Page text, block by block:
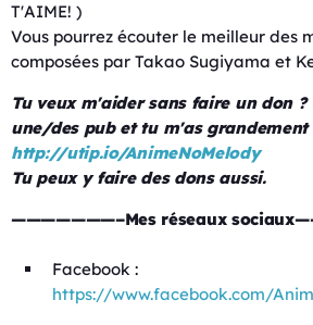
T'AIME! )
Vous pourrez écouter le meilleur des
composées par Takao Sugiyama et
Tu veux m'aider sans faire un don
une/des pub et tu m'as grandement
http://utip.io/AnimeNoMelody
Tu peux y faire des dons aussi.
———————–Mes réseaux
Facebook :
https://www.facebook.com/